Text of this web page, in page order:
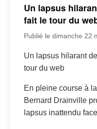
Un lapsus
fait le tour du
Publié le dimanche 22
Un lapsus hilarant
tour du web
En pleine course à
Bernard Drainville
lapsus inattendu